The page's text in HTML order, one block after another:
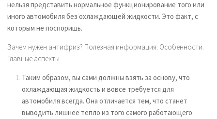
нельзя представить нормальное функционирование того или
иного автомобиля без охлаждающей жидкости. Это факт, с
которым не поспоришь.
Зачем нужен антифриз? Полезная информация. Особенности.
Главные аспекты
Таким образом, вы сами должны взять за основу, что
охлаждающая жидкость и вовсе требуется для
автомобиля всегда. Она отличается тем, что станет
выводить лишнее тепло из того самого работающего